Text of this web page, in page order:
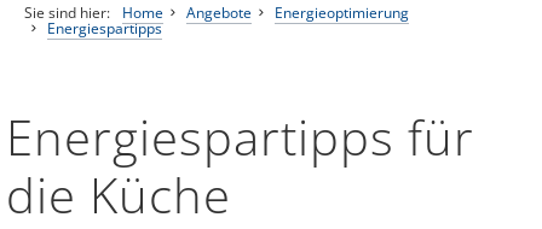
Sie sind hier: Home Angebote Energieoptimierung
Energiespartipps
Energiespartipps für
die Küche